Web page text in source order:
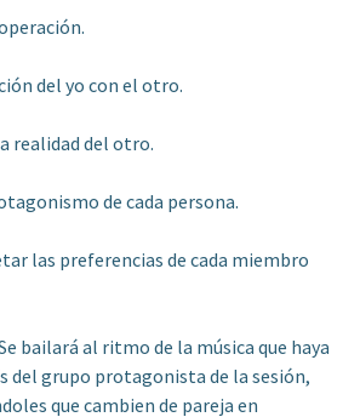
del yo con el otro.
del otro.
de cada persona.
las preferencias de cada miembro
bailará al ritmo de la música que haya
del grupo protagonista de la sesión,
que cambien de pareja en